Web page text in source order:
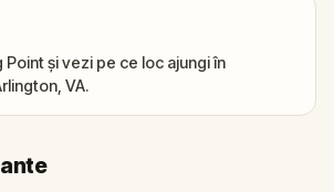
Point și vezi pe ce loc ajungi în
VA.